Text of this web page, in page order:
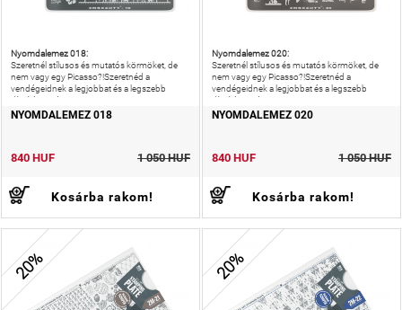
Nyomdalemez 018:
Szeretnél stílusos és mutatós körmöket, de
nem vagy egy Picasso?!Szeretnéd a
vendégeidnek a legjobbat és a legszebb
díszítést nyújtani?!
NYOMDALEMEZ 018
840 HUF 1 050 HUF
Kosárba rakom!
Nyomdalemez 020:
Szeretnél stílusos és mutatós körmöket, de
nem vagy egy Picasso?!Szeretnéd a
vendégeidnek a legjobbat és a legszebb
díszítést nyújtani?!
NYOMDALEMEZ 020
840 HUF 1 050 HUF
Kosárba rakom!
20% 20%